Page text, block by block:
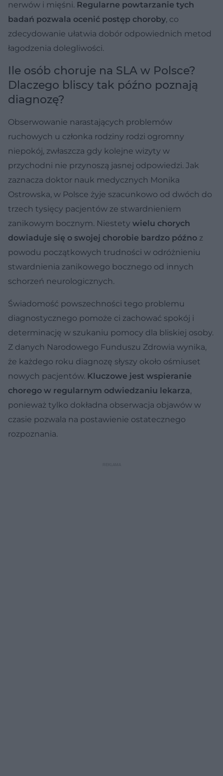
nerwów i mięśni. Regularne powtarzanie tych
badań pozwala ocenić postęp choroby, co
zdecydowanie ułatwia dobór odpowiednich metod
łagodzenia dolegliwości.
Ile osób choruje na SLA w Polsce?
Dlaczego bliscy tak późno poznają
diagnozę?
Obserwowanie narastających problemów
ruchowych u członka rodziny rodzi ogromny
niepokój, zwłaszcza gdy kolejne wizyty w
przychodni nie przynoszą jasnej odpowiedzi. Jak
zaznacza doktor nauk medycznych Monika
Ostrowska, w Polsce żyje szacunkowo od dwóch do
trzech tysięcy pacjentów ze stwardnieniem
zanikowym bocznym. Niestety wielu chorych
dowiaduje się o swojej chorobie bardzo późno z
powodu początkowych trudności w odróżnieniu
stwardnienia zanikowego bocznego od innych
schorzeń neurologicznych.
Świadomość powszechności tego problemu
diagnostycznego pomoże ci zachować spokój i
determinację w szukaniu pomocy dla bliskiej osoby.
Z danych Narodowego Funduszu Zdrowia wynika,
że każdego roku diagnozę słyszy około ośmiuset
nowych pacjentów. Kluczowe jest wspieranie
chorego w regularnym odwiedzaniu lekarza,
ponieważ tylko dokładna obserwacja objawów w
czasie pozwala na postawienie ostatecznego
rozpoznania.